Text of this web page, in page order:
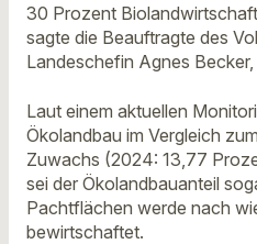
30 Prozent
sagte die Beauftragte des
Landeschefin Agnes
Laut einem aktuellen
Ökolandbau im Vergleich
Zuwachs (2024: 13,77
sei der Ökolandbauanteil
Pachtflächen werde nach
bewirtschaftet.